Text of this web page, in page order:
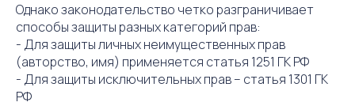
Однако законодательство четко разграничивает
способы защиты разных категорий прав:
- Для защиты личных неимущественных прав
(авторство, имя) применяется статья 1251 ГК РФ
- Для защиты исключительных прав – статья 1301 ГК
РФ